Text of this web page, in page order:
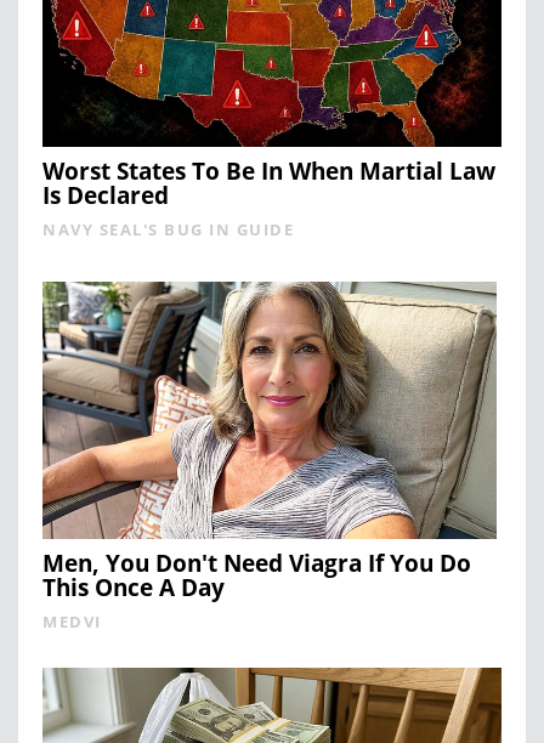
Worst States To Be In When Martial Law
Is Declared
NAVY SEAL'S BUG IN GUIDE
Men, You Don't Need Viagra If You Do
This Once A Day
MEDVI